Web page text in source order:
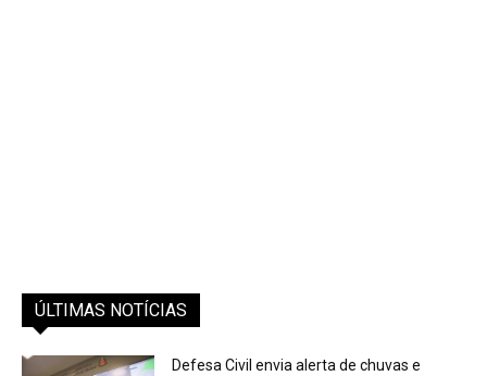
ÚLTIMAS NOTÍCIAS
Defesa Civil envia alerta de chuvas e